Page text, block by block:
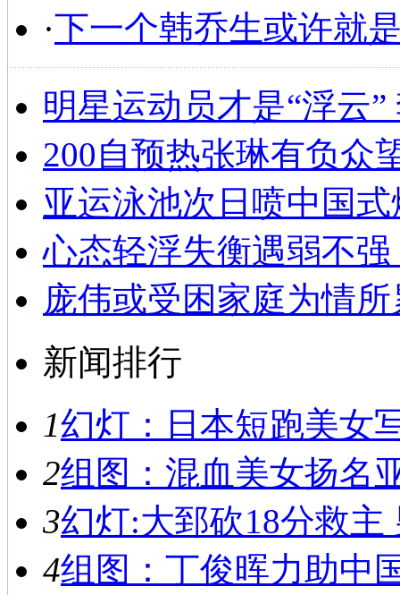
·下一个韩乔生或许就
明星运动员才是“浮云
200自预热张琳有负众
亚运泳池次日喷中国
心态轻浮失衡遇弱不
庞伟或受困家庭为情
新闻排行
1幻灯：日本短跑美女
2组图：混血美女扬名
3幻灯:大郅砍18分救主
4组图：丁俊晖力助中